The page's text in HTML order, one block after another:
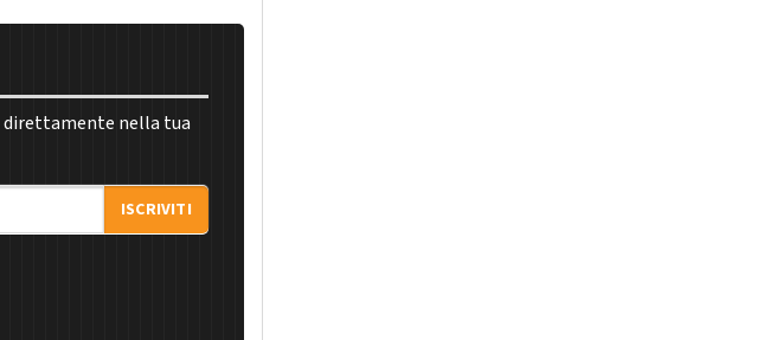
direttamente nella tua
ISCRIVITI